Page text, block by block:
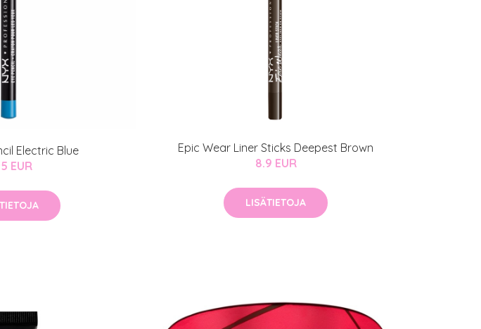
Electric Blue
EUR
Epic Wear Liner Sticks Deepest Brown
8.9 EUR
LISÄTIETOJA